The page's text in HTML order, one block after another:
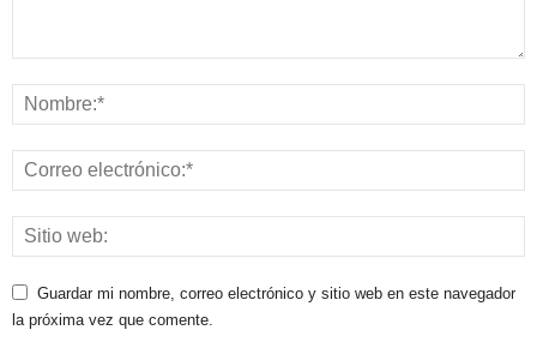
Guardar mi nombre, correo electrónico y sitio web en este navegador
la próxima vez que comente.